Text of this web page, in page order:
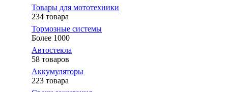
Товары для мототехники
234 товара
Тормозные системы
Более 1000
Автостекла
58 товаров
Аккумуляторы
223 товара